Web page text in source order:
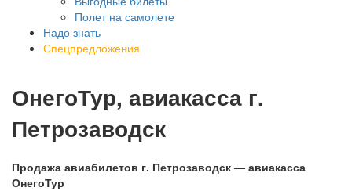
Полет на самолете
Надо знать
Спецпредложения
ОнегоТур, авиакасса г.
Петрозаводск
Продажа авиабилетов г. Петрозаводск — авиакасса
ОнегоТур